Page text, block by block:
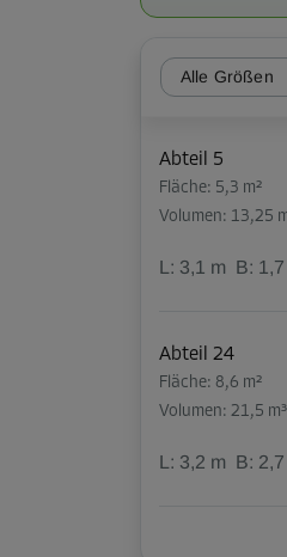
Alle Größen
Abteil 5
Fläche: 5,3 m²
Volumen: 13,25
L: 3,1 m B: 1,7
Abteil 24
Fläche: 8,6 m²
Volumen: 21,5 m³
L: 3,2 m B: 2,7